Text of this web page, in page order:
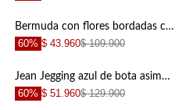
+
+
Bermuda con flores bordadas crudo para niña
60% $ 43.960$ 109.900
Jean Jegging azul de bota asimétrica para niña
60% $ 51.960$ 129.900